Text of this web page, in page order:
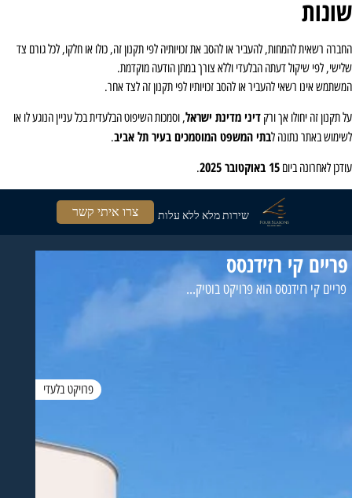
רשאית להמחות, להעביר או להסב את זכויותיה לפי תקנון זה, כולו או חלקו, לכל גורם צד
לפי שיקול דעתה הבלעדי וללא צורך במתן הודעה מוקדמת.
אינו רשאי להעביר או להסב זכויותיו לפי תקנון זה לצד אחר.
תקנון זה יחולו אך ורקדיני מדינת ישראל, וסמכות השיפוט הבלעדית בכל עניין הנוגע לו או
באתר נתונה ל בתי המשפט המוסמכים בעיר תל אביב.
לאחרונה ביום15 באוקטובר 2025 .
שירות מלא ללא עלות צרו איתי קשר
פריים קי רזידנסס
פריים קי רזידנסס הוא פרויקט בוטיק...
פרויקט בלעדי